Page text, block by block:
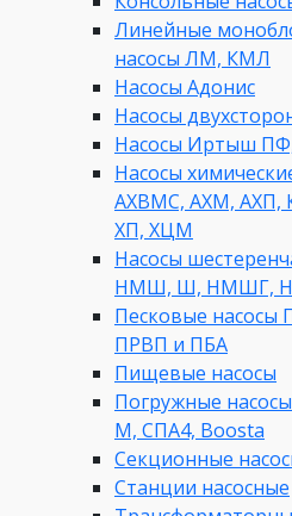
Линейные
насосы ЛМ, КМЛ
Насосы Адонис
Насосы
Насосы Иртыш
Насосы
АХВМС, АХМ, АХП,
ХП, ХЦМ
Насосы
НМШ, Ш, НМШГ,
Песковые
ПРВП и ПБА
Пищевые насосы
Погружные
М, СПА4, Boosta
Секционные
Станции насосные